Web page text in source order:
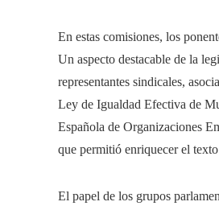
En estas comisiones, los
Un aspecto destacable de la
representantes sindicales,
Ley de Igualdad Efectiva de
Española de Organizaciones
que permitió enriquecer el
El papel de los grupos